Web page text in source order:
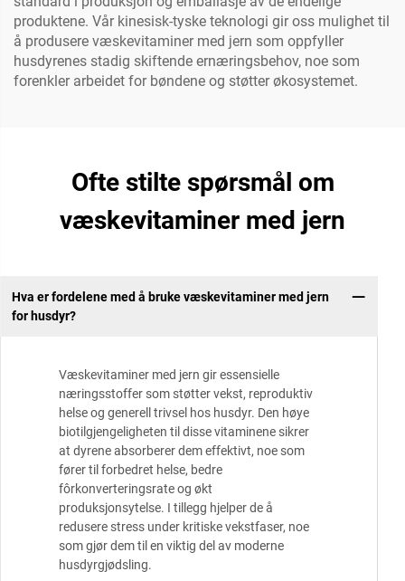
produktene. Vår kinesisk-tyske teknologi gir oss mulighet til
å produsere væskevitaminer med jern som oppfyller
husdyrenes stadig skiftende ernæringsbehov, noe som
forenkler arbeidet for bøndene og støtter økosystemet.
Ofte stilte spørsmål om
væskevitaminer med jern
Hva er fordelene med å bruke væskevitaminer med jern
for husdyr?
Væskevitaminer med jern gir essensielle
næringsstoffer som støtter vekst, reproduktiv
helse og generell trivsel hos husdyr. Den høye
biotilgjengeligheten til disse vitaminene sikrer
at dyrene absorberer dem effektivt, noe som
fører til forbedret helse, bedre
fôrkonverteringsrate og økt
produksjonsytelse. I tillegg hjelper de å
redusere stress under kritiske vekstfaser, noe
som gjør dem til en viktig del av moderne
husdyrgjødsling.